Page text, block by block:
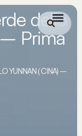
dello
Prima
YUNNAN ( CINA) –